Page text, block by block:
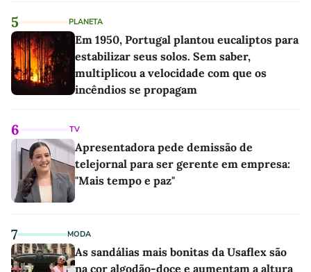
5 PLANETA
Em 1950, Portugal plantou eucaliptos para
estabilizar seus solos. Sem saber,
multiplicou a velocidade com que os
incêndios se propagam
6 TV
Apresentadora pede demissão de
telejornal para ser gerente em empresa:
"Mais tempo e paz"
7 MODA
As sandálias mais bonitas da Usaflex são
na cor algodão-doce e aumentam a altura